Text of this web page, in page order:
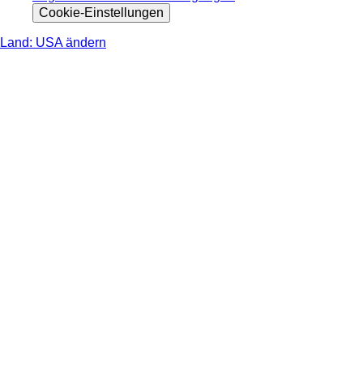
Cookie-Einstellungen
Land: USA ändern